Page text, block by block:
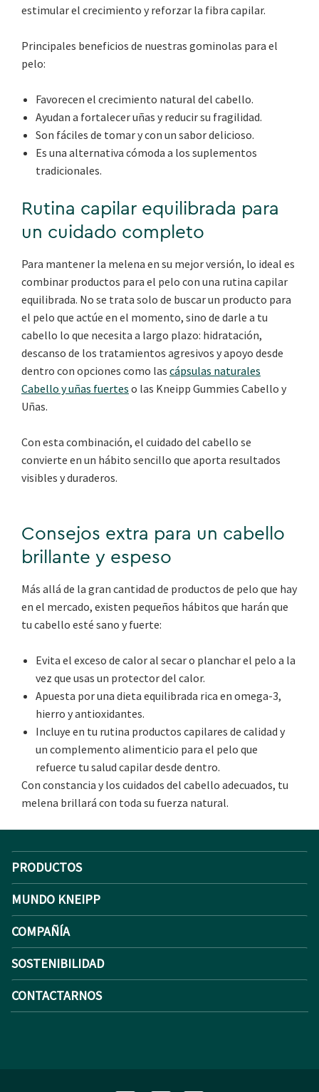
estimular el crecimiento y reforzar la fibra capilar.
Principales beneficios de nuestras gominolas para el
pelo:
Favorecen el crecimiento natural del cabello.
Ayudan a fortalecer uñas y reducir su fragilidad.
Son fáciles de tomar y con un sabor delicioso.
Es una alternativa cómoda a los suplementos
tradicionales.
Rutina capilar equilibrada para
un cuidado completo
Para mantener la melena en su mejor versión, lo ideal es
combinar productos para el pelo con una rutina capilar
equilibrada. No se trata solo de buscar un producto para
el pelo que actúe en el momento, sino de darle a tu
cabello lo que necesita a largo plazo: hidratación,
descanso de los tratamientos agresivos y apoyo desde
dentro con opciones como las cápsulas naturales
Cabello y uñas fuertes o las Kneipp Gummies Cabello y
Uñas.
Con esta combinación, el cuidado del cabello se
convierte en un hábito sencillo que aporta resultados
visibles y duraderos.
Consejos extra para un cabello
brillante y espeso
Más allá de la gran cantidad de productos de pelo que hay
en el mercado, existen pequeños hábitos que harán que
tu cabello esté sano y fuerte:
Evita el exceso de calor al secar o planchar el pelo a la
vez que usas un protector del calor.
Apuesta por una dieta equilibrada rica en omega-3,
hierro y antioxidantes.
Incluye en tu rutina productos capilares de calidad y
un complemento alimenticio para el pelo que
refuerce tu salud capilar desde dentro.
Con constancia y los cuidados del cabello adecuados, tu
melena brillará con toda su fuerza natural.
PRODUCTOS
MUNDO KNEIPP
COMPAÑÍA
SOSTENIBILIDAD
CONTACTARNOS